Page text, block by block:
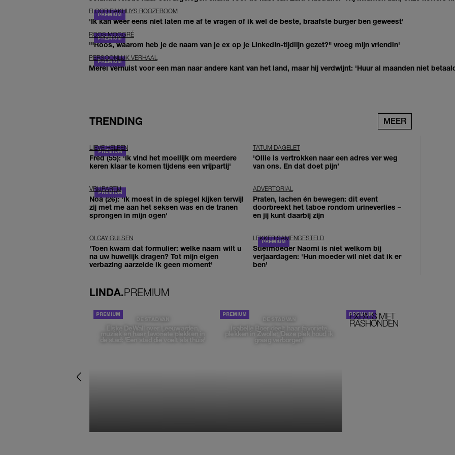
FLOOR BAKHUYS ROOZEBOOM
'Ik kan weer eens niet laten me af te vragen of ik wel de beste, braafste burger ben geweest'
ROOS MOGGRÉ
'"Roos, waarom heb je de naam van je ex op je LinkedIn-tijdlijn gezet?" vroeg mijn vriendin'
PERSOONLIJK VERHAAL
Merel verhuist voor een man naar andere kant van het land, maar hij verdwijnt: 'Huur al maanden niet
TRENDING MEER
LIEVE HELEEN
Fred (55): 'Ik vind het moeilijk om meerdere
keren klaar te komen tijdens een vrijpartij'
TATUM DAGELET
'Ollie is vertrokken naar een adres ver weg
van ons. En dat doet pijn’
VRIJPARTIJ
Noa (26): 'Ik moest in de spiegel kijken terwijl
zij met me aan het seksen was en de tranen
sprongen in mijn ogen'
ADVERTORIAL
Praten, lachen én bewegen: dit event
doorbreekt het taboe rondom urineverlies –
en jij kunt daarbij zijn
OLCAY GULSEN
'Toen kwam dat formulier: welke naam wilt u
na uw huwelijk dragen? Tot mijn eigen
verbazing aarzelde ik geen moment'
LEKKER SAMENGESTELD
Stiefmoeder Naomi is niet welkom bij
verjaardagen: 'Hun moeder wil niet dat ik er
ben'
LINDA.PREMIUM
DE STAD VAN
Elske DeWall over Leeuwarden,
muziek en haar favoriete plekken in
de stad: 'Een stad die voelt als thuis'
DE STAD VAN
Isabelle Boer deelt haar favoriete
plekken in Zwolle: 'Deze plek houd ik
graag verborgen'
EXPATS MET
RASHONDEN